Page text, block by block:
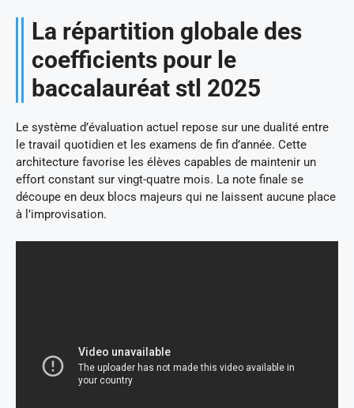
La répartition globale des
coefficients pour le
baccalauréat stl 2025
Le système d’évaluation actuel repose sur une dualité entre
le travail quotidien et les examens de fin d’année. Cette
architecture favorise les élèves capables de maintenir un
effort constant sur vingt-quatre mois. La note finale se
découpe en deux blocs majeurs qui ne laissent aucune place
à l’improvisation.